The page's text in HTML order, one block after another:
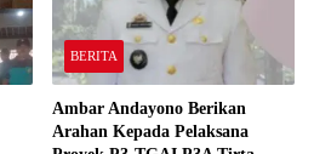
BERITA
Ambar Andayono Berikan
Arahan Kepada Pelaksana